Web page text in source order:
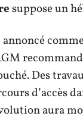
suppose un
Des
d’accès
aura